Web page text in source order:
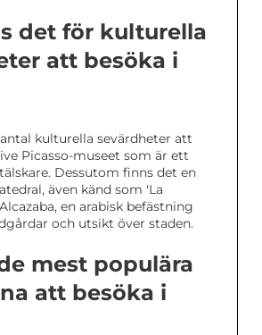
det för kulturella
att besöka i
kulturella sevärdheter att
Picasso-museet som är ett
Dessutom finns det en
även känd som 'La
en arabisk befästning
och utsikt över staden.
mest populära
att besöka i